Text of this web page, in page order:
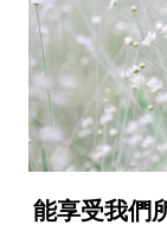
能享受我們